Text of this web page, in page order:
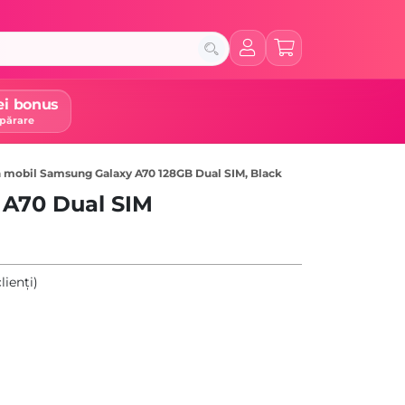
bonus
Samsung Galaxy A70 128GB Dual SIM, Black
Dual SIM